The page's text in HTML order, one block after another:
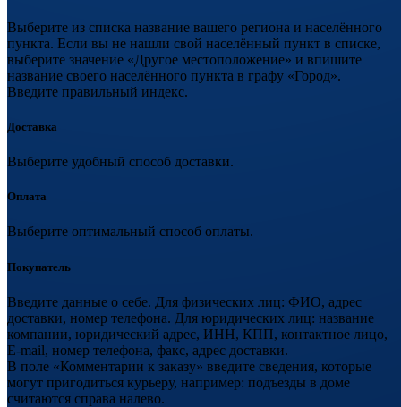
Выберите из списка название вашего региона и населённого
пункта. Если вы не нашли свой населённый пункт в списке,
выберите значение «Другое местоположение» и впишите
название своего населённого пункта в графу «Город».
Введите правильный индекс.
Доставка
Выберите удобный способ доставки.
Оплата
Выберите оптимальный способ оплаты.
Покупатель
Введите данные о себе. Для физических лиц: ФИО, адрес
доставки, номер телефона. Для юридических лиц: название
компании, юридический адрес, ИНН, КПП, контактное лицо,
E-mail, номер телефона, факс, адрес доставки.
В поле «Комментарии к заказу» введите сведения, которые
могут пригодиться курьеру, например: подъезды в доме
считаются справа налево.